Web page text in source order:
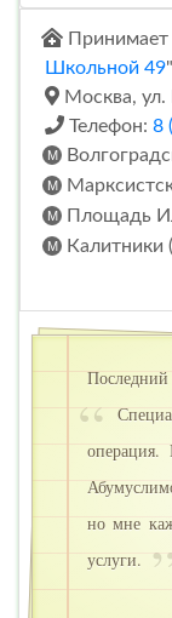
Принимает
Школьной 49"
Москва,
Телефон: 8
Площадь
Калитники
Последний
но мне
услуги.